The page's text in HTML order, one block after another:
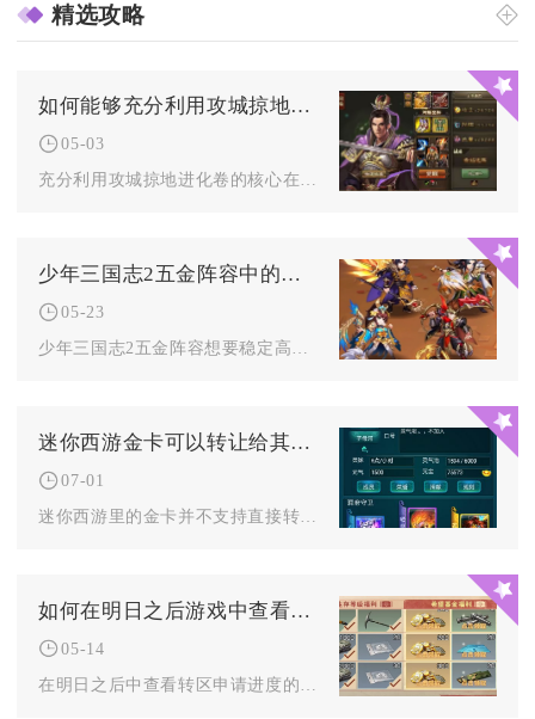
精选攻略
如何能够充分利用攻城掠地进化卷
05-03
少年三国志2五金阵容中的角色如何提高胜率并击败对手
05-23
迷你西游金卡可以转让给其他玩家吗
07-01
如何在明日之后游戏中查看转区申请进度
05-14